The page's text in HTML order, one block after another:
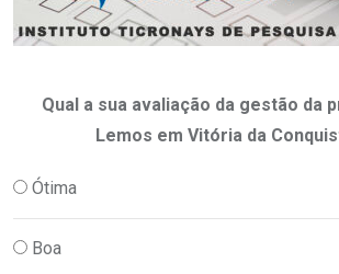
Qual a sua avaliação da gestão da
Lemos em Vitória da
Ótima
Boa